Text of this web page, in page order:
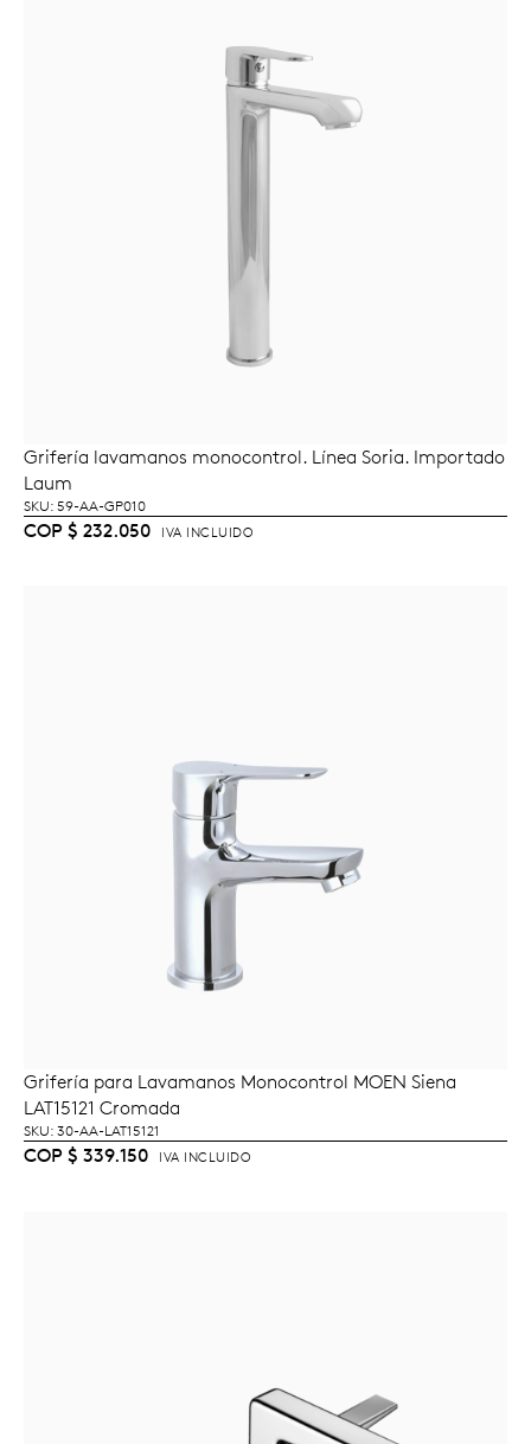
AÑADIR AL CARRITO
Grifería lavamanos monocontrol. Línea Soria. Importado
Laum
SKU: 59-AA-GP010
COP $ 232.050 IVA INCLUIDO
AÑADIR AL CARRITO
Grifería para Lavamanos Monocontrol MOEN Siena
LAT15121 Cromada
SKU: 30-AA-LAT15121
COP $ 339.150 IVA INCLUIDO